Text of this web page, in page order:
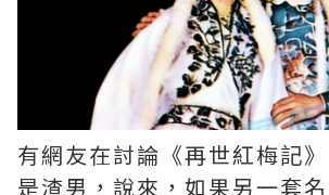
有網友在討論《再世紅梅記
是渣男，說來，如果另一套